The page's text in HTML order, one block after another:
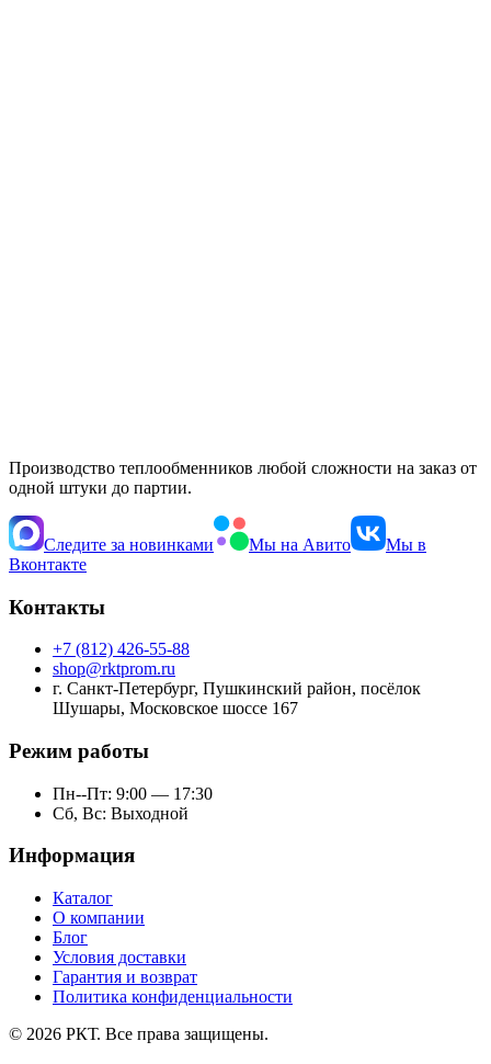
Производство теплообменников любой сложности на заказ от
одной штуки до партии.
Следите за новинками Мы на Авито
Мы в
Вконтакте
Контакты
+7 (812) 426-55-88
shop@rktprom.ru
г. Санкт-Петербург, Пушкинский район, посёлок
Шушары, Московское шоссе 167
Режим работы
Пн--Пт: 9:00 — 17:30
Сб, Вс: Выходной
Информация
Каталог
О компании
Блог
Условия доставки
Гарантия и возврат
Политика конфиденциальности
© 2026 РКТ. Все права защищены.